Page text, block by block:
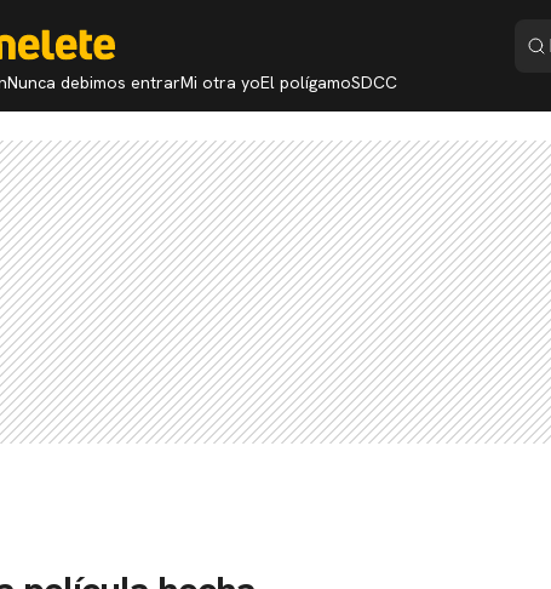
Nunca debimos entrarMi otra yoEl polígamoSDCC